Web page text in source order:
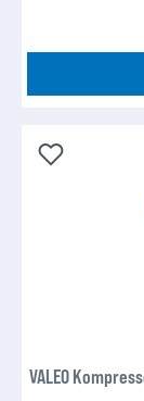
VALEO